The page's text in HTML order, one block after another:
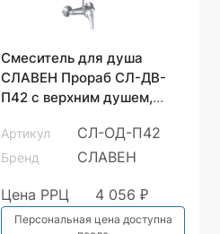
Смеситель для душа
СЛАВЕН Прораб СЛ-ДВ-
П42 с верхним душем,
Артикул СЛ-ОД-П42
Бренд СЛАВЕН
Цена РРЦ 4 056 ₽
Персональная цена доступна